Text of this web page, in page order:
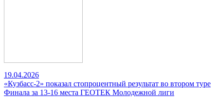
19.04.2026
«Кузбасс-2» показал стопроцентный результат во втором туре
Финала за 13-16 места ГЕОТЕК Молодежной лиги